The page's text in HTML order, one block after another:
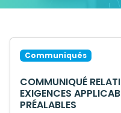
Communiqués
COMMUNIQUÉ
EXIGENCES
PRÉALABLES